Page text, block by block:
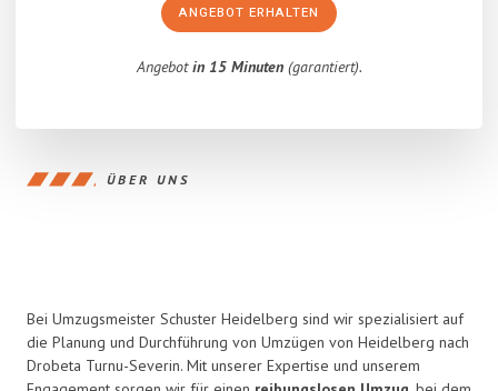
ANGEBOT ERHALTEN
Angebotin 15 Minuten(garantiert).
ÜBER UNS
Bei Umzugsmeister Schuster Heidelberg sind wir spezialisiert auf
die Planung und Durchführung von Umzügen von Heidelberg nach
Drobeta Turnu-Severin. Mit unserer Expertise und unserem